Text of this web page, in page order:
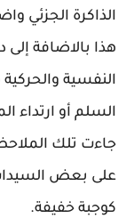
الذاكرة الجزئي
هذا بالاضافة
النفسية
السلم أو ارتداء
جاءت تلك
على بعض السيدات
كوجبة خفيفة.